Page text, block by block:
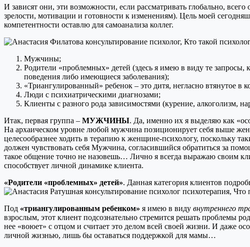
И зависят они, эти возможности, если рассматривать глобально,
зрелости, мотивации и готовности к изменениям). Цель моей
компетентности оставлю для самоанализа коллег.
Мужчины;
Родители «проблемных» детей (здесь я имею в виду те
поведения либо имеющиеся заболевания);
«Триангулированный» ребенок – это дитя, негласно втянутое
Люди с психиатрическими диагнозами;
Клиенты с разного рода зависимостями (курение, алкоголизм,
Итак, первая группа – МУЖЧИНЫ. Да, именно их я выделяю как
На архаическом уровне любой мужчина позиционирует себя выше
целесообразнее ходить в терапию к женщине-психологу, поскольку
должен чувствовать себя Мужчина, согласившийся обратиться за
такое общение точно не назовешь… Лично я всегда выражаю своим
способствует личной динамике клиента.
«Родители «проблемных» детей». Данная категория клиентов
Под «триангулированным ребенком» я имею в виду внутреннего
взрослым, этот клиент подсознательно стремится решать проблемы
нее «воюет» с отцом и считает это делом всей своей жизни. И даже
личной жизнью, лишь бы оставаться поддержкой для мамы…